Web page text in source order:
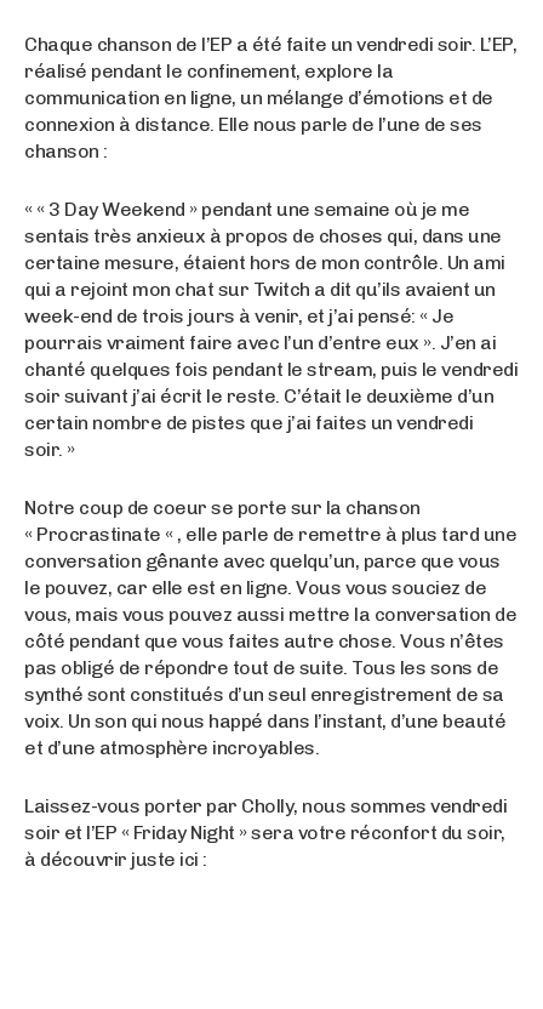
Chaque chanson de l’EP a été faite un vendredi soir. L’EP,
réalisé pendant le confinement, explore la
communication en ligne, un mélange d’émotions et de
connexion à distance. Elle nous parle de l’une de ses
chanson :
« « 3 Day Weekend » pendant une semaine où je me
sentais très anxieux à propos de choses qui, dans une
certaine mesure, étaient hors de mon contrôle. Un ami
qui a rejoint mon chat sur Twitch a dit qu’ils avaient un
week-end de trois jours à venir, et j’ai pensé: « Je
pourrais vraiment faire avec l’un d’entre eux ». J’en ai
chanté quelques fois pendant le stream, puis le vendredi
soir suivant j’ai écrit le reste. C’était le deuxième d’un
certain nombre de pistes que j’ai faites un vendredi
soir. »
Notre coup de coeur se porte sur la chanson
« Procrastinate « , elle parle de remettre à plus tard une
conversation gênante avec quelqu’un, parce que vous
le pouvez, car elle est en ligne. Vous vous souciez de
vous, mais vous pouvez aussi mettre la conversation de
côté pendant que vous faites autre chose. Vous n’êtes
pas obligé de répondre tout de suite. Tous les sons de
synthé sont constitués d’un seul enregistrement de sa
voix. Un son qui nous happé dans l’instant, d’une beauté
et d’une atmosphère incroyables.
Laissez-vous porter par Cholly, nous sommes vendredi
soir et l’EP « Friday Night » sera votre réconfort du soir,
à découvrir juste ici :